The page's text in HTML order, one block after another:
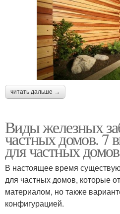
читать дальше →
Виды железных
частных домов. 7
для частных домов
В настоящее время
для частных домов, которые
материалом, но также
конфигурацией.